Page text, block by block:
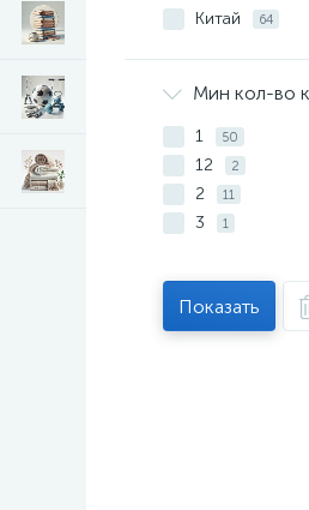
Китай 64
Мин кол-во к
1 50
12 2
2 11
3 1
Показать